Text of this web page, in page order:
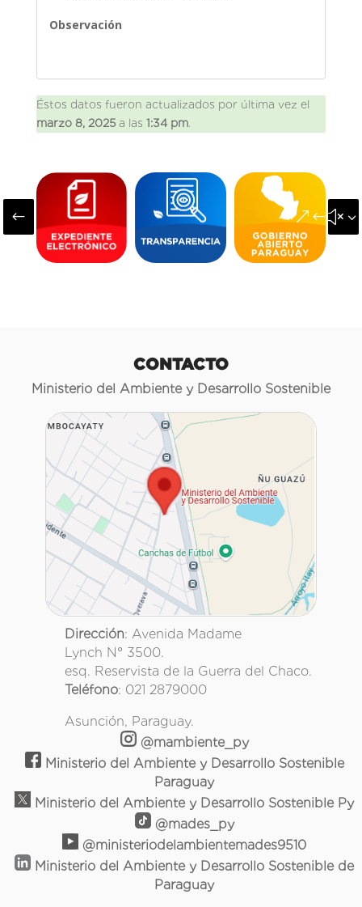
Observación
Éstos datos fueron actualizados por última vez el
marzo 8, 2025a las 1:34 pm.
#
CONTACTO
Ministerio del Ambiente y Desarrollo Sostenible
Dirección: Avenida Madame
Lynch N° 3500.
esq. Reservista de la Guerra del Chaco.
Teléfono: 021 2879000
Asunción, Paraguay.
@mambiente_py
Ministerio del Ambiente y Desarrollo Sostenible
Paraguay
Ministerio del Ambiente y Desarrollo Sostenible Py
@mades_py
@ministeriodelambientemades9510
Ministerio del Ambiente y Desarrollo Sostenible de
Paraguay